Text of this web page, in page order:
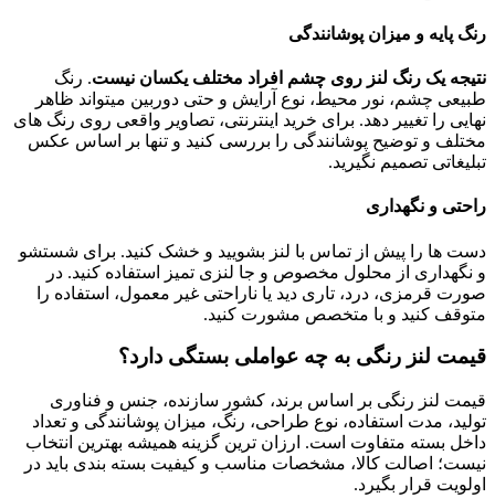
رنگ پایه و میزان پوشانندگی
نتیجه یک رنگ لنز روی چشم افراد مختلف یکسان نیست. رنگ
طبیعی چشم، نور محیط، نوع آرایش و حتی دوربین میتواند ظاهر
نهایی را تغییر دهد. برای خرید اینترنتی، تصاویر واقعی روی رنگ های
مختلف و توضیح پوشانندگی را بررسی کنید و تنها بر اساس عکس
تبلیغاتی تصمیم نگیرید.
راحتی و نگهداری
دست ها را پیش از تماس با لنز بشویید و خشک کنید. برای شستشو
و نگهداری از محلول مخصوص و جا لنزی تمیز استفاده کنید. در
صورت قرمزی، درد، تاری دید یا ناراحتی غیر معمول، استفاده را
متوقف کنید و با متخصص مشورت کنید.
قیمت لنز رنگی به چه عواملی بستگی دارد؟
قیمت لنز رنگی بر اساس برند، کشور سازنده، جنس و فناوری
تولید، مدت استفاده، نوع طراحی، رنگ، میزان پوشانندگی و تعداد
داخل بسته متفاوت است. ارزان ترین گزینه همیشه بهترین انتخاب
نیست؛ اصالت کالا، مشخصات مناسب و کیفیت بسته بندی باید در
اولویت قرار بگیرد.